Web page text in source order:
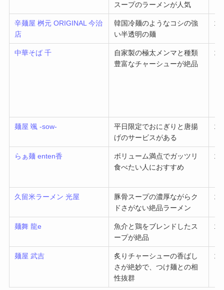
スープのラーメンが人気
辛麺屋 桝元 ORIGINAL 今治
店
韓国冷麺のようなコシの強
い半透明の麺​
1
中華そば 千
自家製の極太メンマと種類
豊富なチャーシューが絶品
1
麺屋 颯 -sow-
平日限定でおにぎりと唐揚
げのサービスがある
1
らぁ麺 enten香
ボリューム満点でガッツリ
食べたい人におすすめ
1
久留米ラーメン 光屋
豚骨スープの濃厚ながらク
ドさがない絶品ラーメン
1
麺舞 龍e
魚介と鶏をブレンドしたス
ープが絶品
1
麺屋 武吉
炙りチャーシューの香ばし
さが絶妙で、つけ麺との相
性抜群
1